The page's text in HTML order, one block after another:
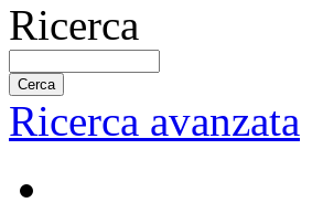
Ricerca
Ricerca avanzata